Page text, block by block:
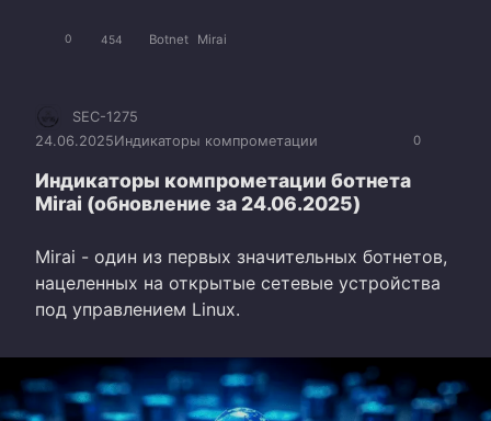
0 454 Botnet Mirai
0
SEC-1275
24.06.2025Индикаторы компрометации
Индикаторы компрометации ботнета
Mirai (обновление за 24.06.2025)
Mirai - один из первых значительных ботнетов,
нацеленных на открытые сетевые устройства
под управлением Linux.